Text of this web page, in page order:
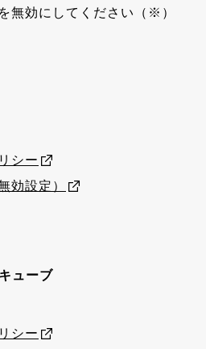
無効にしてください（※）
シー
効設定）
ューブ
シー